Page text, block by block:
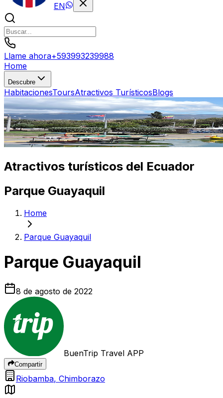
EN
Llame ahora+593993239988
Home
Descubre
HabitacionesToursAtractivos TurísticosBlogs
Atractivos turísticos del Ecuador
Parque Guayaquil
Home
Parque Guayaquil
Parque Guayaquil
8 de agosto de 2022
BuenTrip Travel APP
Compartir
Riobamba, Chimborazo